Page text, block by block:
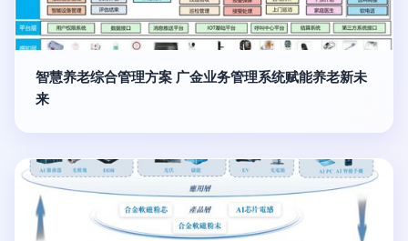
智慧养老综合管理方案 广金业务管理系统赋能养老新未
来